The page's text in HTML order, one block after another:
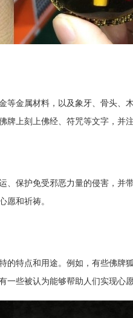
等金属材料，以及象牙、骨头、
上刻上佛经、符咒等文字，并
、保护免受邪恶力量的侵害，并
愿和祈祷。
的特点和用途。例如，有些佛牌
些被认为能够帮助人们实现心愿